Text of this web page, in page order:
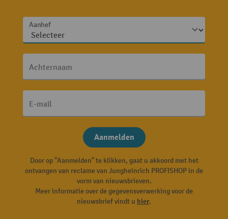
Aanhef
Achternaam
E-mail
Aanmelden
Door op "Aanmelden" te klikken, gaat u akkoord met het
ontvangen van reclame van Jungheinrich PROFISHOP in de
vorm van nieuwsbrieven.
Meer informatie over de gegevensverwerking voor de
nieuwsbrief vindt u hier.